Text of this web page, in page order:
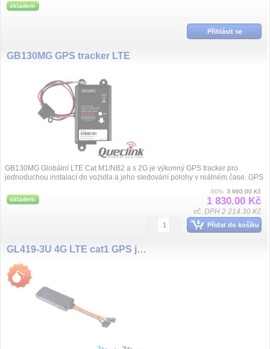
skladem
Přihlásit se
GB130MG GPS tracker LTE
GB130MG Globální LTE Cat M1/NB2 a s 2G je výkonný GPS tracker pro
jednoduchou instalací do vozidla a jeho sledování polohy v reálném čase. GPS
skladem
-50% 3 660.00 Kč
1 830.00 Kč
vč. DPH 2 214.30 Kč
Přidat do košíku
GL419-3U 4G LTE cat1 GPS jednotka 9 - 72 VDC